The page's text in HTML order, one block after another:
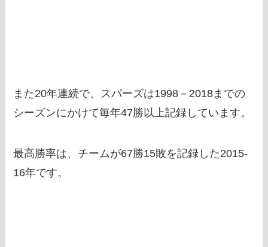
また20年連続で、スパーズは1998－2018までの
シーズンにかけて毎年47勝以上記録しています。
最高勝率は、チームが67勝15敗を記録した2015-
16年です。